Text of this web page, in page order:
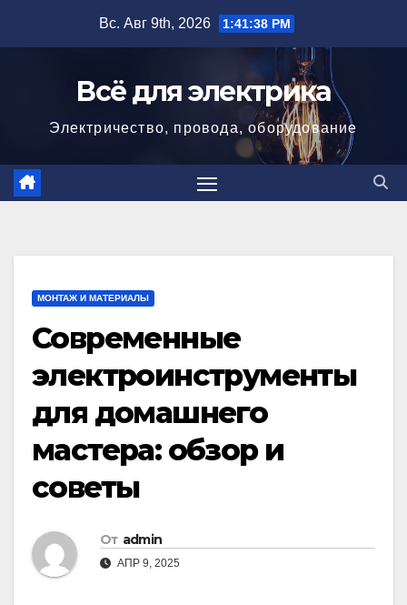
Вс. Авг 9th, 2026 1:41:40 PM
Всё для электрика
Электричество, провода, оборудование
МОНТАЖ И МАТЕРИАЛЫ
Современные
электроинструменты
для домашнего
мастера: обзор и
советы
От admin
АПР 9, 2025